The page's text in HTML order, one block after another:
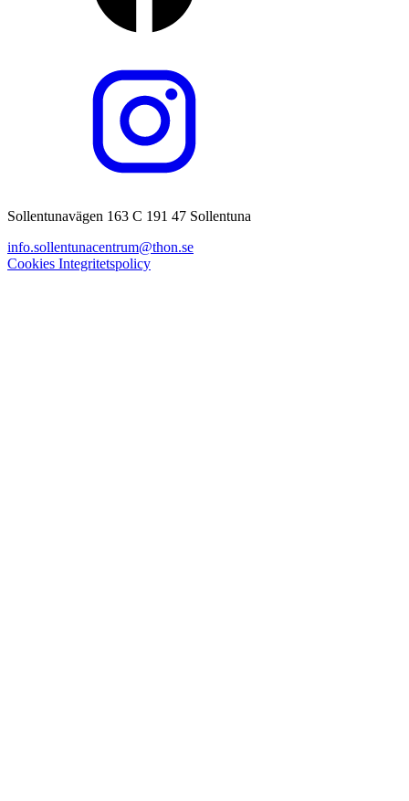
Sollentunavägen 163 C 191 47 Sollentuna
info.sollentunacentrum@thon.se
Cookies Integritetspolicy